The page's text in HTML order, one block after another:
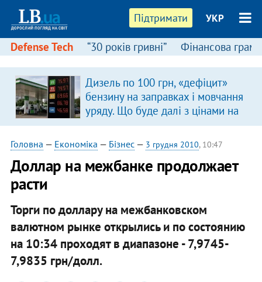
Підтримати УКР
Defense Tech “30 років гривні” Фінансова
Дизель по 100 грн, «дефіцит»
бензину на заправках і мовчання
уряду. Що буде далі з цінами на
пальне?
Головна — Економіка — Бізнес— 3 грудня 2010, 10:47
Доллар на межбанке продолжает
расти
​Торги по доллару на межбанковском
валютном рынке открылись и по состоянию
на 10:34 проходят в диапазоне - 7,9745-
7,9835 грн/долл.